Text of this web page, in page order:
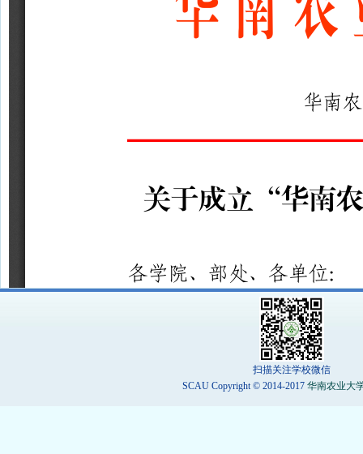
扫描关注学校微信
SCAU Copyright © 2014-2017 华南农业大